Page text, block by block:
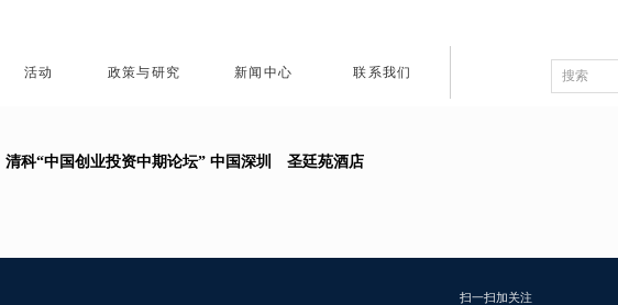
活动 政策与研究 新闻中心 联系我们
清科“中国创业投资中期论坛” 中国深圳 圣廷苑酒店
扫一扫加关注